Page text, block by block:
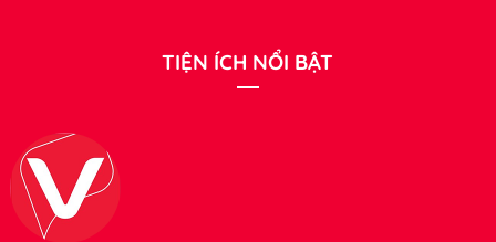
TIỆN ÍCH NỔI BẬT